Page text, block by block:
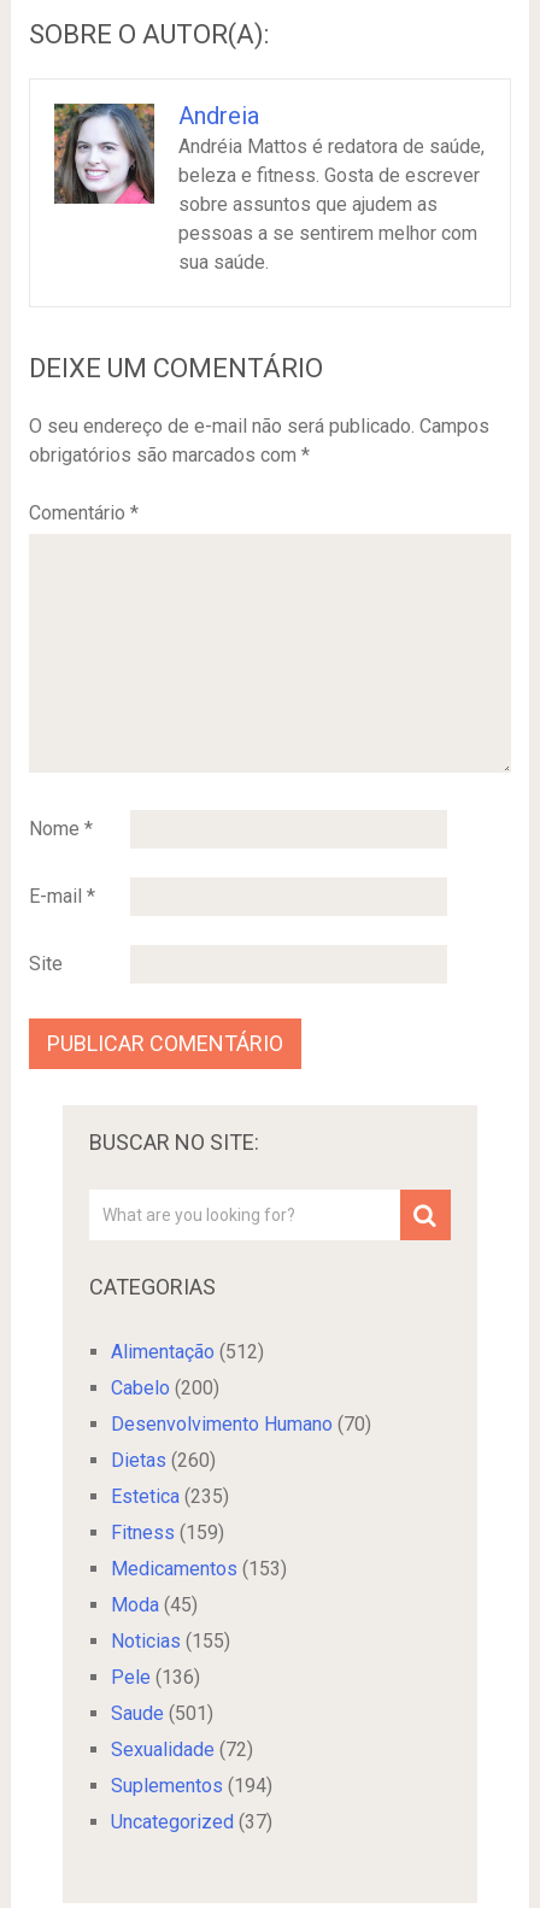
SOBRE O AUTOR(A):
Andreia
Andréia Mattos é redatora de saúde,
beleza e fitness. Gosta de escrever
sobre assuntos que ajudem as
pessoas a se sentirem melhor com
sua saúde.
DEIXE UM COMENTÁRIO
O seu endereço de e-mail não será publicado. Campos
obrigatórios são marcados com *
Comentário *
Nome *
E-mail *
Site
BUSCAR NO SITE:
CATEGORIAS
Alimentação (512)
Cabelo (200)
Desenvolvimento Humano (70)
Dietas (260)
Estetica(235)
Fitness (159)
Medicamentos (153)
Moda(45)
Noticias (155)
Pele (136)
Saude (501)
Sexualidade (72)
Suplementos (194)
Uncategorized (37)